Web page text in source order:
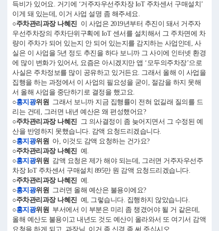
득비가 있어요. 거기에 ‘거주자우선주차장 IoT 주차센서 구매설치’
이게 돼 있는데, 이거 사업 설명 좀 해주세요.
○주차관리과장 나혜진 이 사업은 2019년부터 추진이 돼서 거주자
우선주차장의 주차단위구획에 IoT 센서를 설치해서 그 주차면에 차
량이 주차가 되어 있는지 안 되어 있는지를 감지하는 사업인데, 사
실은 이 사업을 5년 정도 추진을 하다 보니까 그 사이에 인터넷 환경
에 많이 변화가 있어서, 요즘은 아시겠지만 앱 ‘모두의주차장’으로
사실은 주차정보를 많이 공유하고 있거든요. 그래서 올해 이 사업을
집행을 하는 과정에서 이 사업의 필요성을 굳이, 절감을 하지 못해
서 올해 사업을 중단하기로 결정을 했고요.
○홍지광위원 그래서 보니까 지금 집행률이 전혀 없길래 질의를 드
리는 건데, 그러면 내년 예산은 왜 편성했어요?
○주차관리과장 나혜진 그 의사결정이 좀 늦어지면서 그 수정된 예
산을 반영하지 못했습니다. 감액 요청드리겠습니다.
○홍지광위원 아, 이것도 감액 요청하는 건가요?
○주차관리과장 나혜진 예.
○홍지광위원 감액 요청은 제가 해야 되는데, 그러면 거주자우선주
차장 IoT 주차센서 구매설치 895만 원 감액 요청드리겠습니다.
○주차관리과장 나혜진 예.
○홍지광위원 그러면 올해 예산은 불용이에요?
○주차관리과장 나혜진 예, 그렇습니다. 집행하지 않았습니다.
○홍지광위원 부서에서 이 부분은 미리 좀 챙겼어야 될 거 같은데,
올해 예산도 불용이고 내년도 것도 예산이 올라와서 또 여기서 감액
요청을 하게 되고. 과장님, 이거 좀 신경 좀 써 주십시오.